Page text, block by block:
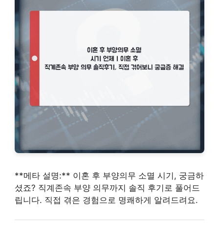
**메타 설명:** 이혼 후 부양의무 소멸 시기, 궁금하
셨죠? 직계존속 부양 의무까지 솔직 후기로 풀어드
립니다. 직접 겪은 경험으로 명쾌하게 알려드려요.